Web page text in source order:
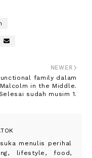
NEWER
family dalam
Malcolm in the Middle.
sudah musim 1.
suka menulis perihal
lifestyle, food,